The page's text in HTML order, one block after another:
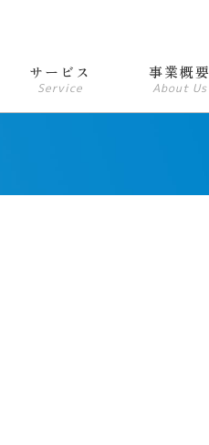
サービス
Service
事業概要
About Us